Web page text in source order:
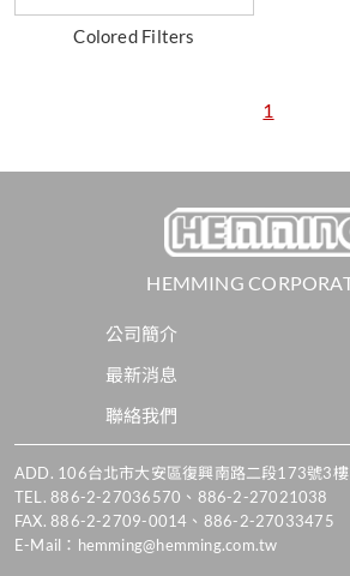
Colored Filters
1
HEMMING
公司簡介
最新消息
聯絡我們
ADD. 106台北市大安區復興南路二段173號3樓
TEL.886-2-27036570 、 886-2-27021038
FAX. 886-2-2709-0014、886-2-27033475
E-Mail： hemming@hemming.com.tw